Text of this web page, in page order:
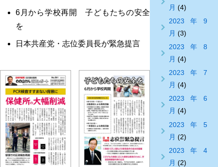
6月から学校再開 子どもたちの安全
を
日本共産党・志位委員長が緊急提言
月 (4)
2023年9
月 (3)
2023年8
月 (4)
2023年7
月 (4)
2023年6
月 (4)
2023年5
月 (2)
2023年4
月 (2)